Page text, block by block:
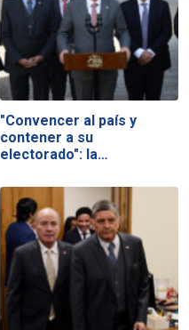
"Convencer al país y
contener a su
electorado": la…